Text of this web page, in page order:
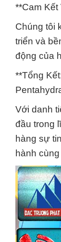
**Cam
Chúng tôi
triển và
động của
**Tổng
Với danh
đầu trong
hàng sự
hành